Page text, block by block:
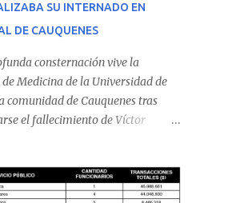
SU INTERNADO EN
DE CAUQUENES
consternación vive la
Medicina de la Universidad de
comunidad de Cauquenes tras
el fallecimiento de Víctor
De acuerdo con los antecedentes
el joven se presentó a cumplir su